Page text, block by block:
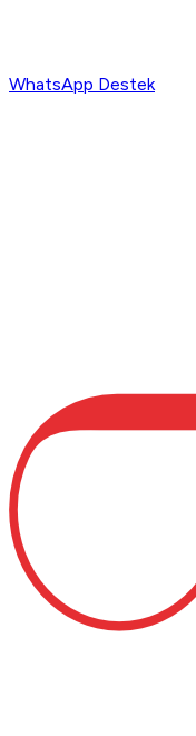
WhatsApp Destek